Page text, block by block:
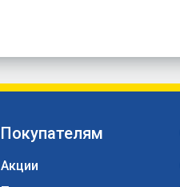
Покупателям
Акции